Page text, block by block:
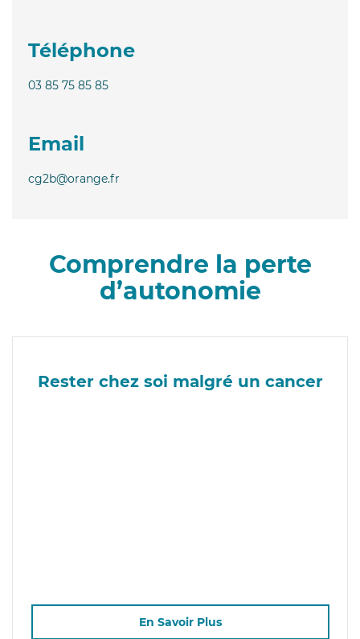
Téléphone
03 85 75 85 85
Email
cg2b@orange.fr
Comprendre la perte
d’autonomie
Rester chez soi malgré un cancer
En Savoir Plus